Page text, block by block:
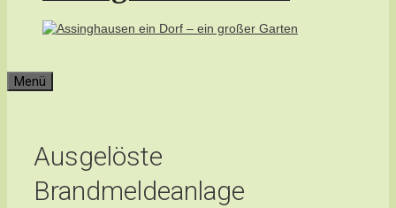
Menü
Ausgelöste
Brandmeldeanlage